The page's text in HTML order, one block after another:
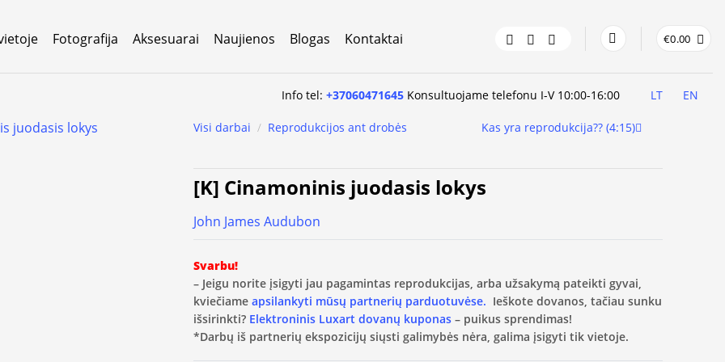
Fotografija Aksesuarai Naujienos Blogas Kontaktai €0.00
Info tel:+37060471645 Konsultuojame telefonu I-V 10:00-16:00 LT EN
Visi darbai / Reprodukcijos ant drobės Kas yra reprodukcija?? (4:15)
[K] Cinamoninis juodasis lokys
John James Audubon
Svarbu!
– Jeigu norite įsigyti jau pagamintas reprodukcijas, arba užsakymą pateikti gyvai,
kviečiame apsilankyti mūsų partnerių parduotuvėse. Ieškote dovanos, tačiau sunku
išsirinkti? Elektroninis Luxart dovanų kuponas – puikus sprendimas!
*Darbų iš partnerių ekspozicijų siųsti galimybės nėra, galima įsigyti tik vietoje.